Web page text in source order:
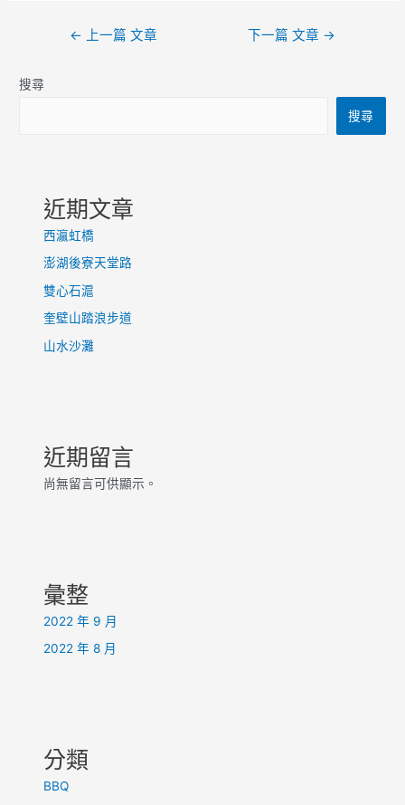
← 上一篇 文章 下一篇 文章 →
搜尋
搜尋
近期文章
西瀛虹橋
澎湖後寮天堂路
雙心石滬
奎壁山踏浪步道
山水沙灘
近期留言
尚無留言可供顯示。
彙整
2022 年 9 月
2022 年 8 月
分類
BBQ